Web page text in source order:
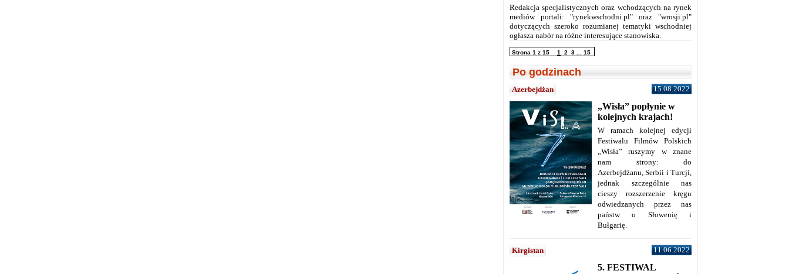
Redakcja specjalistycznych oraz wchodzących na rynek
mediów portali: "rynekwschodni.pl" oraz "wrosji.pl"
dotyczących szeroko rozumianej tematyki wschodniej
ogłasza nabór na różne interesujące stanowiska.
Strona 1 z 15 1 2 3 15
Po godzinach
Azerbejdżan 15.08.2022
„Wisła” popłynie w
kolejnych krajach!
W ramach kolejnej edycji
Festiwalu Filmów Polskich
„Wisła” ruszymy w znane
nam strony: do
Azerbejdżanu, Serbii i Turcji,
jednak szczególnie nas
cieszy rozszerzenie kręgu
odwiedzanych przez nas
państw o Słowenię i
Bułgarię.
Kirgistan 11.06.2022
5. FESTIWAL